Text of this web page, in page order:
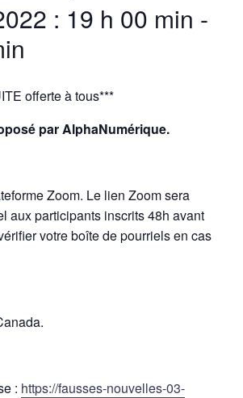
: 19 h 00 min -
offerte à tous***
par AlphaNumérique.
Zoom. Le lien Zoom sera
aux participants inscrits 48h avant
votre boîte de pourriels en cas
: https://fausses-nouvelles-03-